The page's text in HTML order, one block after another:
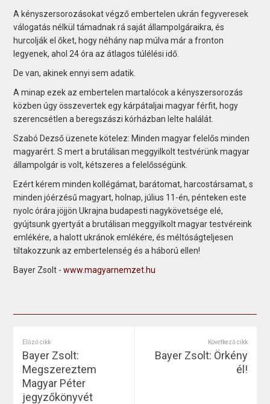
A kényszersorozásokat végző embertelen ukrán fegyveresek
válogatás nélkül támadnak rá saját állampolgáraikra, és
hurcolják el őket, hogy néhány nap múlva már a fronton
legyenek, ahol 24 óra az átlagos túlélési idő.
De van, akinek ennyi sem adatik.
A minap ezek az embertelen martalócok a kényszersorozás
közben úgy összevertek egy kárpátaljai magyar férfit, hogy
szerencsétlen a beregszászi kórházban lelte halálát.
Szabó Dezső üzenete kötelez: Minden magyar felelős minden
magyarért. S mert a brutálisan meggyilkolt testvérünk magyar
állampolgár is volt, kétszeres a felelősségünk.
Ezért kérem minden kollégámat, barátomat, harcostársamat, s
minden jóérzésű magyart, holnap, július 11-én, pénteken este
nyolc órára jöjjön Ukrajna budapesti nagykövetsége elé,
gyújtsunk gyertyát a brutálisan meggyilkolt magyar testvéreink
emlékére, a halott ukránok emlékére, és méltóságteljesen
tiltakozzunk az embertelenség és a háború ellen!
Bayer Zsolt -www.magyarnemzet.hu
Előző cikk
Bayer Zsolt:
Megszereztem
Magyar Péter
jegyzőkönyvét
Következő cikk
Bayer Zsolt: Örkény
él!